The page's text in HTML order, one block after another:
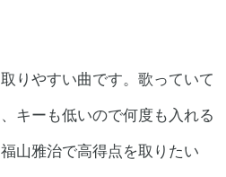
りやすい曲です。歌っていて
キーも低いので何度も入れる
山雅治で高得点を取りたい